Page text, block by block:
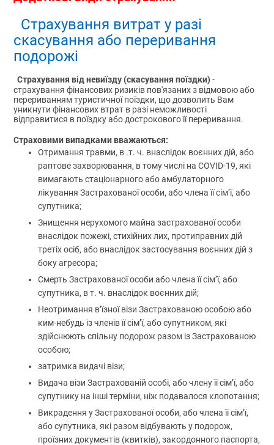
Страхування витрат у разі
скасування або переривання
подорожі
Страхування від невиїзду (скасування поїздки) -
страхування фінансових ризиків пов'язаних з відмовою або
перериванням туристичної поїздки, що дозволить Вам
уникнути фінансових втрат в разі неможливості
відправитися в поїздку або дострокового її переривання.
Страховими випадками вважаються:
Отримання травми, в .т. ч. внаслідок воєнних дій, або
раптове захворювання, в тому числі на COVID-19, які
вимагають стаціонарного або амбулаторного
лікування Застрахованої особи, або члена її сім’ї, або
супутника;
Знищення нерухомого майна застрахованої особи
внаслідок пожежі, стихійних лих, протиправних дій
третіх осіб, або внаслідок застосування воєнних дій з
боку агресора;
Смерть Застрахованої особи або члена її сім’ї, або
супутника, в т. ч. внаслідок воєнних дій;
Неотримання в’їзної візи Застрахованою особою або
ким-небудь із членів її сім’ї, або супутником, які
здійснюють спільну подорож разом із Застрахованою
особою;
затримка видачі візи;
Видача візи Застрахованій особі, або члену її сім’ї, або
супутнику на інші терміни, ніж подавалося клопотання;
Викрадення у Застрахованої особи, або члена її сім’ї,
або супутника, які разом відбувають у подорож,
проїзних документів (квитків), закордонного паспорта,